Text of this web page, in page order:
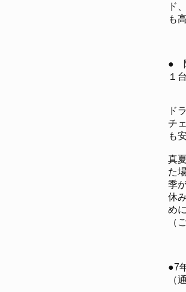
ド
も
●
１
ド
チ
も
真
た
季
休
め
（
●7
（